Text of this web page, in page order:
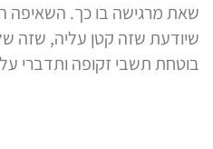
שאת מרגישה בו כך. השאיפה
שיודעת שזה קטן עליה, שזה
בוטחת תשבי זקופה ותדברי